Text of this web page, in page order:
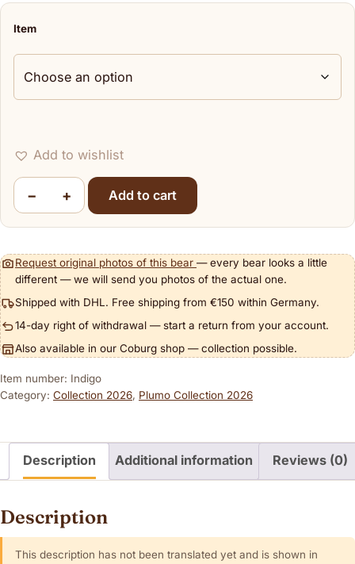
Item
Add to wishlist
−
Indigo quantity
+ Add to cart
Request original photos of this bear — every bear looks a little
different — we will send you photos of the actual one.
Shipped with DHL. Free shipping from €150 within Germany.
14-day right of withdrawal — start a return from your account.
Also available in our Coburg shop — collection possible.
Item number: Indigo
Category: Collection 2026, Plumo Collection 2026
Description Additional information Reviews (0)
Description
This description has not been translated yet and is shown in